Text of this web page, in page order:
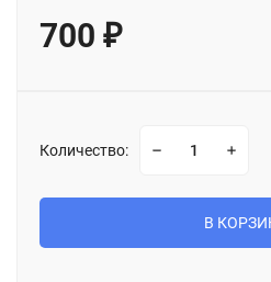
700 ₽
Количество:
В